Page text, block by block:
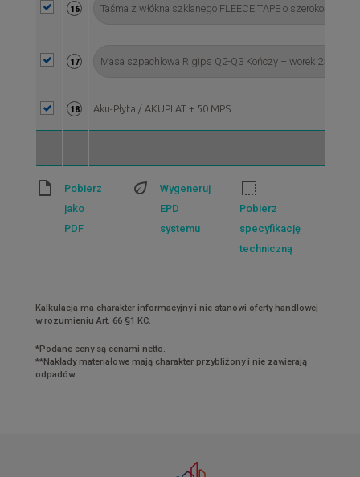
16
17
18 Aku-Płyta / AKUPLAT + 50 MPS
Pobierz
jako
PDF
Wygeneruj
EPD
systemu
Pobierz
specyfikację
techniczną
Kalkulacja ma charakter informacyjny i nie stanowi oferty handlowej
w rozumieniu Art. 66 §1 KC.
*Podane ceny są cenami netto.
**Nakłady materiałowe mają charakter przybliżony i nie zawierają
odpadów.